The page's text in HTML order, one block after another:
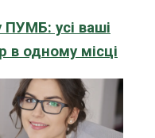
ПУМБ: усі ваші
в одному місці